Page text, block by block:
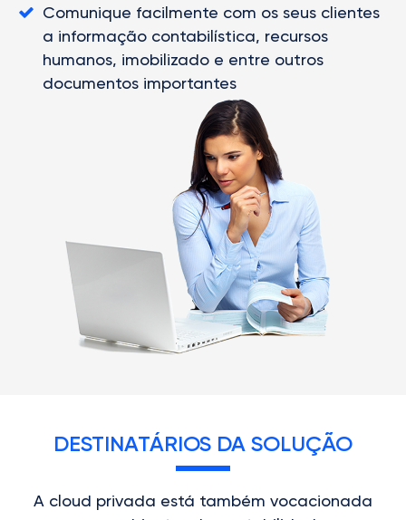
Comunique facilmente com os seus clientes
a informação contabilística, recursos
humanos, imobilizado e entre outros
documentos importantes
DESTINATÁRIOS DA SOLUÇÃO
A cloud privada está também vocacionada